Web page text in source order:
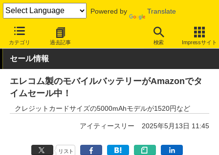
Powered by Translate
カテゴリ 過去記事 検索 Impressサイト
INTERNET Watch セール情報
セール情報
エレコム製のモバイルバッテリーがAmazonでタ
イムセール中！
クレジットカードサイズの5000mAhモデルが1520円など
アイティースリー 2025年5月13日 11:45
リスト